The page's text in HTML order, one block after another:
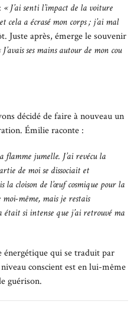
« J’ai senti l’impact de la voiture
cela a écrasé mon corps ; j’ai mal
Juste après, émerge le souvenir
J’avais ses mains autour de mon cou
décidé de faire à nouveau un
Émilie raconte :
flamme jumelle. J’ai revécu la
de moi se dissociait et
la cloison de l’œuf cosmique pour la
même, mais je restais
était si intense que j’ai retrouvé ma
énergétique qui se traduit par
conscient est en lui-même
guérison.